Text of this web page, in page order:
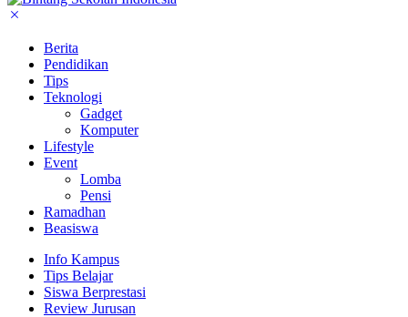
Berita
Pendidikan
Tips
Teknologi
Gadget
Komputer
Lifestyle
Event
Lomba
Pensi
Ramadhan
Beasiswa
Info Kampus
Tips Belajar
Siswa Berprestasi
Review Jurusan